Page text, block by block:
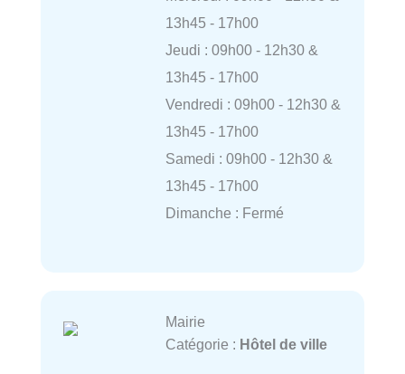
13h45 - 17h00
Jeudi : 09h00 - 12h30 &
13h45 - 17h00
Vendredi : 09h00 - 12h30 &
13h45 - 17h00
Samedi : 09h00 - 12h30 &
13h45 - 17h00
Dimanche : Fermé
Mairie
Catégorie : Hôtel de ville